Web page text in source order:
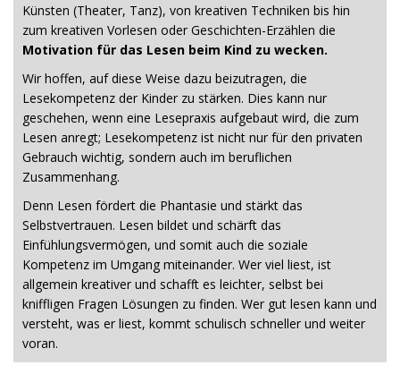
Künsten (Theater, Tanz), von kreativen Techniken bis hin
zum kreativen Vorlesen oder Geschichten-Erzählen die
Motivation für das Lesen beim Kind zu wecken.
Wir hoffen, auf diese Weise dazu beizutragen, die
Lesekompetenz der Kinder zu stärken. Dies kann nur
geschehen, wenn eine Lesepraxis aufgebaut wird, die zum
Lesen anregt; Lesekompetenz ist nicht nur für den privaten
Gebrauch wichtig, sondern auch im beruflichen
Zusammenhang.
Denn Lesen fördert die Phantasie und stärkt das
Selbstvertrauen. Lesen bildet und schärft das
Einfühlungsvermögen, und somit auch die soziale
Kompetenz im Umgang miteinander. Wer viel liest, ist
allgemein kreativer und schafft es leichter, selbst bei
kniffligen Fragen Lösungen zu finden. Wer gut lesen kann und
versteht, was er liest, kommt schulisch schneller und weiter
voran.